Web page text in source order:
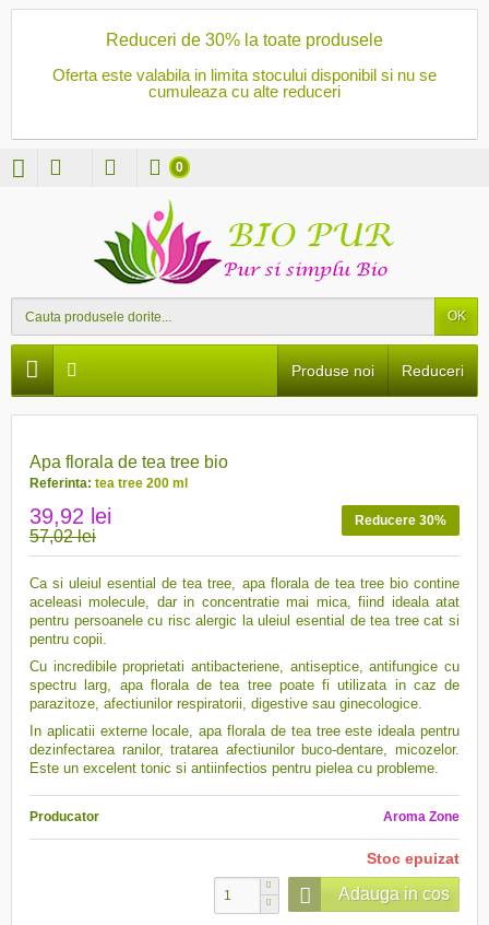
Reduceri de 30% la toate produsele
Oferta este valabila in limita stocului disponibil si nu se
cumuleaza cu alte reduceri
OK
0
Reduceri
Produse noi
PRET REDUS
Apa florala de tea tree bio
Referinta: tea tree 200 ml
Reducere 30%
39,92 lei
57,02 lei
Ca si uleiul esential de tea tree, apa florala de tea tree bio contine
aceleasi molecule, dar in concentratie mai mica, fiind ideala atat
pentru persoanele cu risc alergic la uleiul esential de tea tree cat si
pentru copii.
Cu incredibile proprietati antibacteriene, antiseptice, antifungice cu
spectru larg, apa florala de tea tree poate fi utilizata in caz de
parazitoze, afectiunilor respiratorii, digestive sau ginecologice.
In aplicatii externe locale, apa florala de tea tree este ideala pentru
dezinfectarea ranilor, tratarea afectiunilor buco-dentare, micozelor.
Este un excelent tonic si antiinfectios pentru pielea cu probleme.
Producator Aroma Zone
Stoc epuizat
Adauga in cos